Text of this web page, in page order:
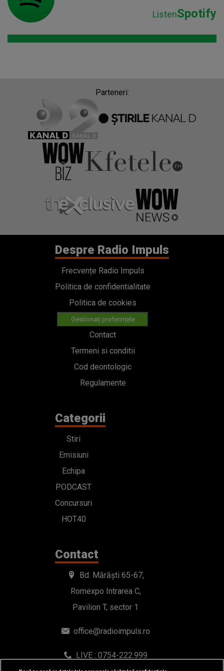
ListenSpotify
Parteneri:
Despre Radio Impuls
Frecvențe Radio Impuls
Politica de confidentialitate
Politica de cookies
Gestionați preferințele
Contact
Termeni si conditii
Cod deontologic
Regulamente
Categorii
Stiri
Emisiuni
Echipa
PODCAST
Concursuri
HOT40
Contact
Bd. Mărăști 65-67,
Romexpo Intrarea C,
Pavilion T, sector 1
office@radioimpuls.ro
LIVE : 0754-222.999